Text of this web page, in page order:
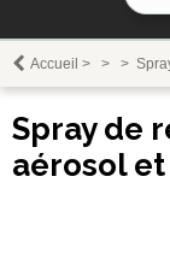
Accueil > > >
Spray de
aérosol